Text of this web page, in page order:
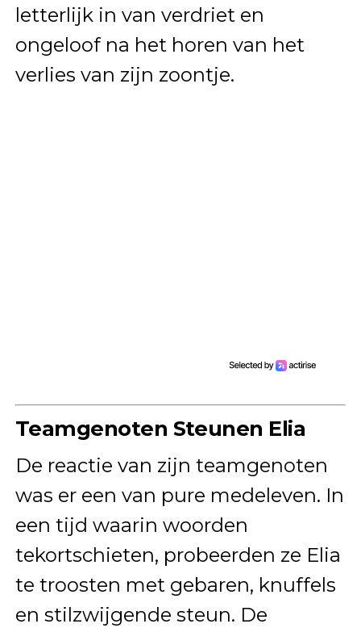
letterlijk in van verdriet en
ongeloof na het horen van het
verlies van zijn zoontje.
Teamgenoten Steunen Elia
De reactie van zijn teamgenoten
was er een van pure medeleven. In
een tijd waarin woorden
tekortschieten, probeerden ze Elia
te troosten met gebaren, knuffels
en stilzwijgende steun. De